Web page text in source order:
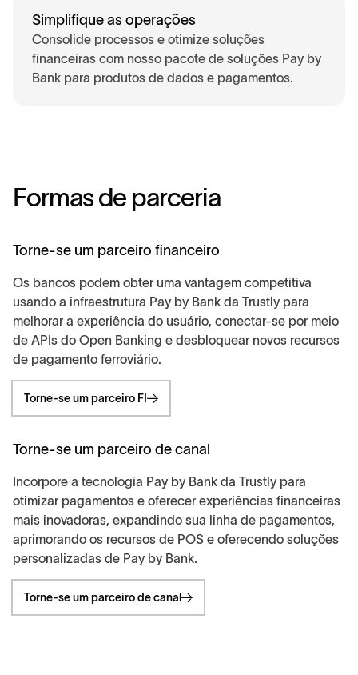
Simplifique as operações
Consolide processos e otimize soluções
financeiras com nosso pacote de soluções Pay by
Bank para produtos de dados e pagamentos.
Formas de parceria
Torne-se um parceiro financeiro
Os bancos podem obter uma vantagem competitiva
usando a infraestrutura Pay by Bank da Trustly para
melhorar a experiência do usuário, conectar-se por meio
de APIs do Open Banking e desbloquear novos recursos
de pagamento ferroviário.
Torne-se um parceiro FI
Torne-se um parceiro de canal
Incorpore a tecnologia Pay by Bank da Trustly para
otimizar pagamentos e oferecer experiências financeiras
mais inovadoras, expandindo sua linha de pagamentos,
aprimorando os recursos de POS e oferecendo soluções
personalizadas de Pay by Bank.
Torne-se um parceiro de canal